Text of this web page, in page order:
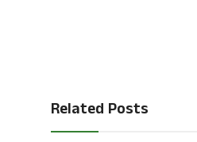
Related Posts